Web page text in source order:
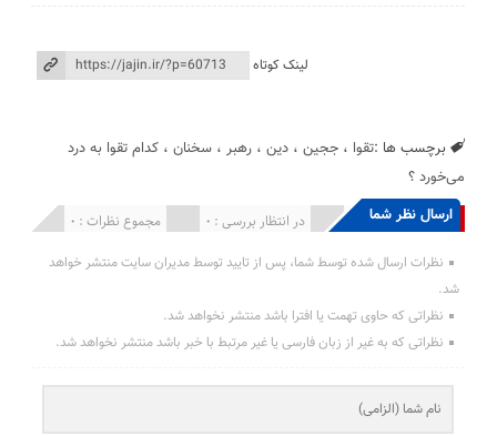
لینک کوتاه
برچسب ها :تقوا ،ججین ،دین ،رهبر ،سخنان ،کدام تقوا به درد
می‌خورد ؟
ارسال نظر شما مجموع نظرات : 0 در انتظار بررسی : 0 انتشار یافته : 0
نظرات ارسال شده توسط شما، پس از تایید توسط مدیران سایت منتشر خواهد
شد.
نظراتی که حاوی تهمت یا افترا باشد منتشر نخواهد شد.
نظراتی که به غیر از زبان فارسی یا غیر مرتبط با خبر باشد منتشر نخواهد شد.